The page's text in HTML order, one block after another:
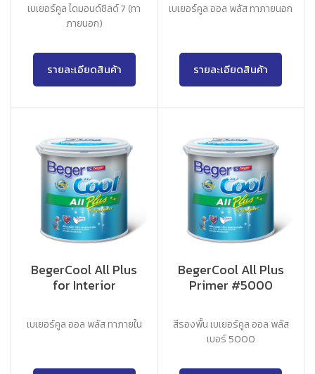
เบเยอร์คูล ไดมอนด์ชิลด์ 7 (ทา
ภายนอก)
รายละเอียดสินค้า
เบเยอร์คูล ออล พลัส ทาภายนอก
รายละเอียดสินค้า
BegerCool All Plus
for Interior
เบเยอร์คูล ออล พลัส ทาภายใน
BegerCool All Plus
Primer #5000
สีรองพื้น เบเยอร์คูล ออล พลัส
เบอร์ 5000